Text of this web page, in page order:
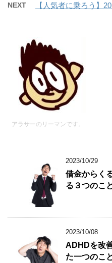
NEXT 【人気者に乗ろう】
アラサーのリーマンです。
2023/10/29
借金からく
る３つのこ
2023/10/08
ADHDを改
た一つのこと